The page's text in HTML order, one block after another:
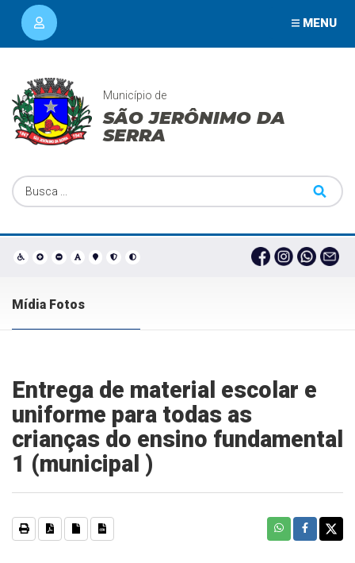
MENU
Município de
SÃO JERÔNIMO DA
SERRA
Mídia Fotos
Entrega de material escolar e
uniforme para todas as
crianças do ensino fundamental
1 (municipal )